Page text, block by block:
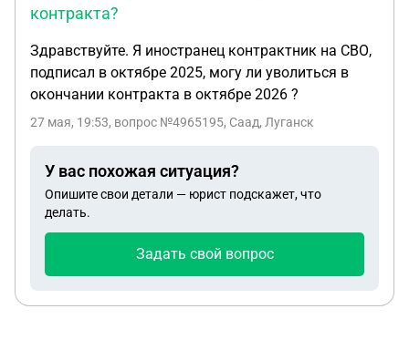
контракта?
Здравствуйте. Я иностранец контрактник на СВО,
подписал в октябре 2025, могу ли уволиться в
окончании контракта в октябре 2026 ?
27 мая, 19:53, вопрос №4965195, Саад, Луганск
У вас похожая ситуация?
Опишите свои детали — юрист подскажет, что
делать.
Задать свой вопрос